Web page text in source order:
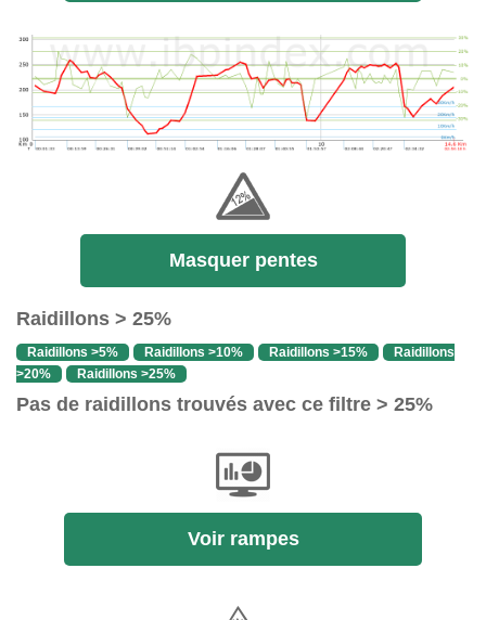
Masquer pentes
Raidillons > 25%
Raidillons >5% Raidillons >10% Raidillons >15%
Raidillons
>20%
Raidillons >25%
Pas de raidillons trouvés avec ce filtre > 25%
Voir rampes